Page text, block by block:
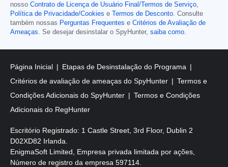
nosso Contrato de Licença de Usuário Final/Termos de Serviço,
Política de Privacidade/Cookies e Termos de Desconto. Consulte
também nossas Perguntas Frequentes e Critérios de Avaliação de
Ameaças. Se desejar desinstalar o SpyHunter, saiba como.
Página Inicial
Etapas de Desinstalação do Programa
Critérios de avaliação de ameaças do SpyHunter
Termos e
Condições Adicionais do SpyHunter
Termos e Condições
Adicionais do RegHunter
Escritório Registrado: 1 Castle Street, 3rd Floor, Dublin 2
D02XD82 Irlanda.
EnigmaSoft Limited, Empresa privada limitada por ações,
Número de registro da empresa 597114.